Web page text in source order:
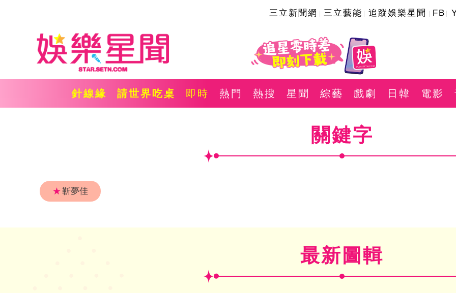
三立新聞網 三立藝能 追蹤娛樂星聞 FB
針線緣 請世界吃桌 即時 熱門 熱搜 星聞 綜藝 戲劇 日韓 電影
關鍵字
★靳夢佳
最新圖輯